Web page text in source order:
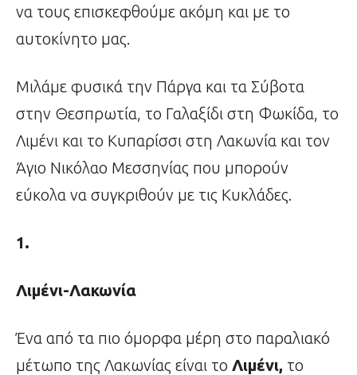
να τους επισκεφθούμε ακόμη και με το
αυτοκίνητο μας.
Μιλάμε φυσικά την Πάργα και τα Σύβοτα
στην Θεσπρωτία, το Γαλαξίδι στη Φωκίδα, το
Λιμένι και το Κυπαρίσσι στη Λακωνία και τον
Άγιο Νικόλαο Μεσσηνίας που μπορούν
εύκολα να συγκριθούν με τις Κυκλάδες.
1.
Λιμένι-Λακωνία
Ένα από τα πιο όμορφα μέρη στο παραλιακό
μέτωπο της Λακωνίας είναι το Λιμένι, το